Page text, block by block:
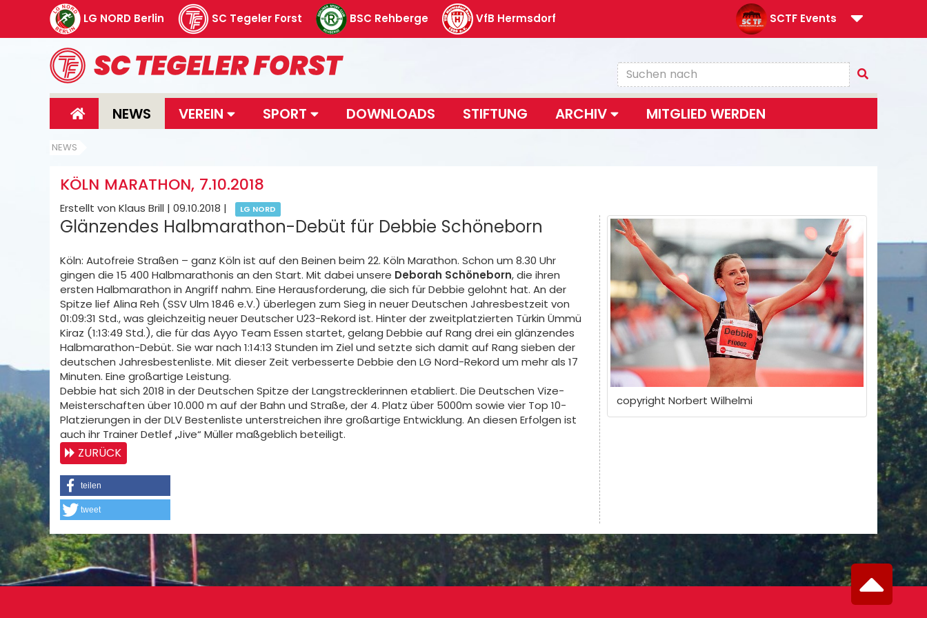
LG NORD Berlin SC Tegeler Forst BSC Rehberge VfB Hermsdorf SCTF Events
NEWS VEREIN SPORT DOWNLOADS STIFTUNG ARCHIV MITGLIED WERDEN
NEWS
KÖLN MARATHON, 7.10.2018
Erstellt von Klaus Brill | 09.10.2018 | LG NORD
Glänzendes Halbmarathon-Debüt für Debbie Schöneborn
Köln: Autofreie Straßen – ganz Köln ist auf den Beinen beim 22. Köln Marathon. Schon um 8.30 Uhr
gingen die 15 400 Halbmarathonis an den Start. Mit dabei unsere Deborah Schöneborn, die ihren
ersten Halbmarathon in Angriff nahm. Eine Herausforderung, die sich für Debbie gelohnt hat. An der
Spitze lief Alina Reh (SSV Ulm 1846 e.V.) überlegen zum Sieg in neuer Deutschen Jahresbestzeit von
01:09:31 Std., was gleichzeitig neuer Deutscher U23-Rekord ist. Hinter der zweitplatzierten Türkin Ümmü
Kiraz (1:13:49 Std.), die für das Ayyo Team Essen startet, gelang Debbie auf Rang drei ein glänzendes
Halbmarathon-Debüt. Sie war nach 1:14:13 Stunden im Ziel und setzte sich damit auf Rang sieben der
deutschen Jahresbestenliste. Mit dieser Zeit verbesserte Debbie den LG Nord-Rekord um mehr als 17
Minuten. Eine großartige Leistung.
Debbie hat sich 2018 in der Deutschen Spitze der Langstrecklerinnen etabliert. Die Deutschen Vize-
Meisterschaften über 10.000 m auf der Bahn und Straße, der 4. Platz über 5000m sowie vier Top 10-
Platzierungen in der DLV Bestenliste unterstreichen ihre großartige Entwicklung. An diesen Erfolgen ist
auch ihr Trainer Detlef „Jive“ Müller maßgeblich beteiligt.
ZURÜCK
teilen
tweet
copyright Norbert Wilhelmi